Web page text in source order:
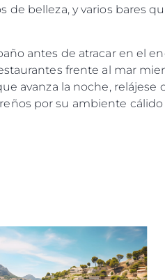
de belleza, y varios bares
antes de atracar en el
frente al mar
avanza la noche, relájese
por su ambiente cálido
Brokerage
Noticias
Eventos
Innovación